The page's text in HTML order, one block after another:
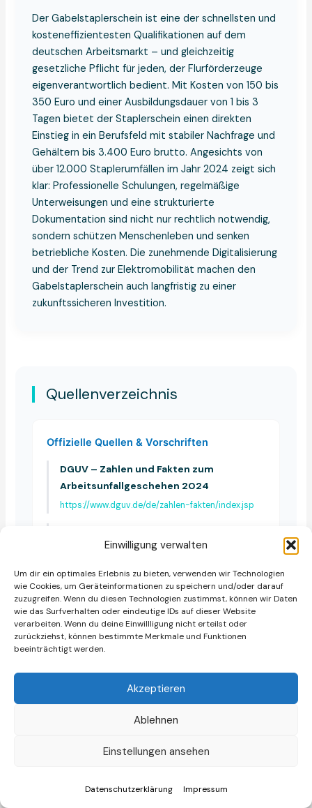
Einwilligung verwalten
Um dir ein optimales Erlebnis zu bieten, verwenden wir Technologien
wie Cookies, um Geräteinformationen zu speichern und/oder darauf
zuzugreifen. Wenn du diesen Technologien zustimmst, können wir Daten
wie das Surfverhalten oder eindeutige IDs auf dieser Website
verarbeiten. Wenn du deine Einwillligung nicht erteilst oder
zurückziehst, können bestimmte Merkmale und Funktionen
beeinträchtigt werden.
Akzeptieren
Ablehnen
Einstellungen ansehen
Datenschutzerklärung Impressum
Der Gabelstaplerschein ist eine der schnellsten und
kosteneffizientesten Qualifikationen auf dem
deutschen Arbeitsmarkt – und gleichzeitig
gesetzliche Pflicht für jeden, der Flurförderzeuge
eigenverantwortlich bedient. Mit Kosten von 150 bis
350 Euro und einer Ausbildungsdauer von 1 bis 3
Tagen bietet der Staplerschein einen direkten
Einstieg in ein Berufsfeld mit stabiler Nachfrage und
Gehältern bis 3.400 Euro brutto. Angesichts von
über 12.000 Staplerumfällen im Jahr 2024 zeigt sich
klar: Professionelle Schulungen, regelmäßige
Unterweisungen und eine strukturierte
Dokumentation sind nicht nur rechtlich notwendig,
sondern schützen Menschenleben und senken
betriebliche Kosten. Die zunehmende Digitalisierung
und der Trend zur Elektromobilität machen den
Gabelstaplerschein auch langfristig zu einer
zukunftssicheren Investition.
Quellenverzeichnis
Offizielle Quellen & Vorschriften
DGUV – Zahlen und Fakten zum
Arbeitsunfallgeschehen 2024
https://www.dguv.de/de/zahlen-fakten/index.jsp
https://www.dguv.de/de/mediencenter/pm/bilanz-
DGUV Vorschrift 68 – Flurförderzeuge
https://publikationen.dguv.de/regelwerk/dguv-vor
schriften/1001/flurfoerderzeuge-dguv-vorschrift
-68
Branchendaten & Statistiken
Flurfördermittel
llstatistik